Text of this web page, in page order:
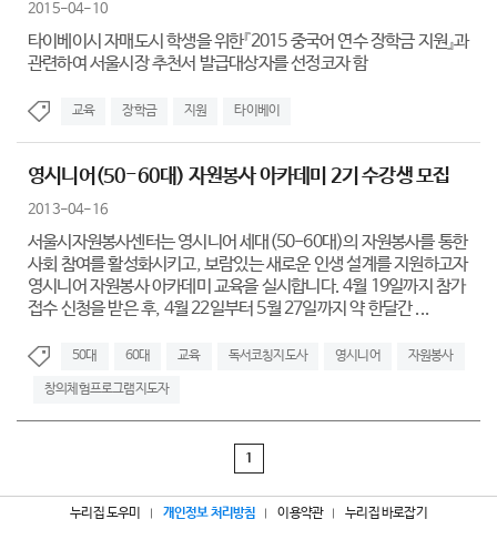
2015-04-10
타이베이시 자매도시 학생을 위한『2015 중국어 연수 장학금 지원』과
관련하여 서울시장 추천서 발급대상자를 선정코자 함
교육 장학금 지원 타이베이
영시니어(50-60대) 자원봉사 아카데미 2기 수강생 모집
2013-04-16
서울시자원봉사센터는 영시니어 세대(50-60대)의 자원봉사를 통한
사회 참여를 활성화시키고, 보람있는 새로운 인생 설계를 지원하고자
영시니어 자원봉사 아카데미 교육을 실시합니다. 4월 19일까지 참가
접수 신청을 받은 후, 4월 22일부터 5월 27일까지 약 한달간 ...
50대 60대 교육 독서코칭지도사 영시니어 자원봉사
창의체험프로그램지도자
1
누리집 도우미 개인정보 처리방침 이용약관 누리집 바로잡기